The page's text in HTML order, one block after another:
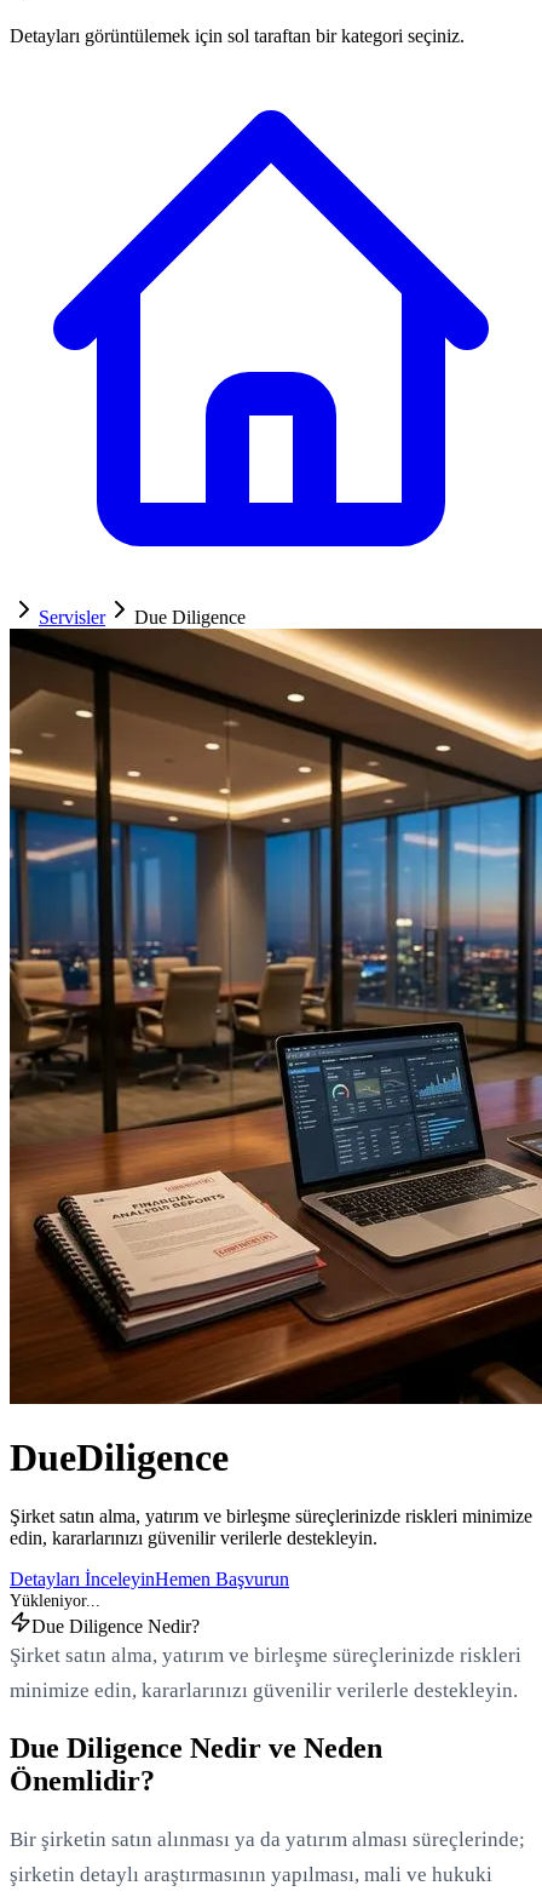
Detayları görüntülemek için sol taraftan bir kategori seçiniz.
Servisler Due Diligence
DueDiligence
Şirket satın alma, yatırım ve birleşme süreçlerinizde riskleri minimize
edin, kararlarınızı güvenilir verilerle destekleyin.
Detayları İnceleyinHemen Başvurun
Due Diligence Nedir?
Şirket satın alma, yatırım ve birleşme süreçlerinizde riskleri
minimize edin, kararlarınızı güvenilir verilerle destekleyin.
Due Diligence Nedir ve Neden
Önemlidir?
Bir şirketin satın alınması ya da yatırım alması süreçlerinde;
şirketin detaylı araştırmasının yapılması, mali ve hukuki